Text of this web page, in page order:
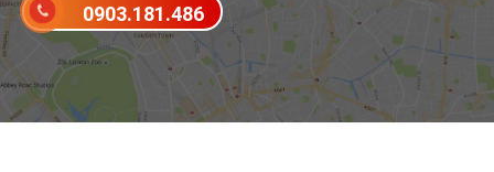
0903.181.486